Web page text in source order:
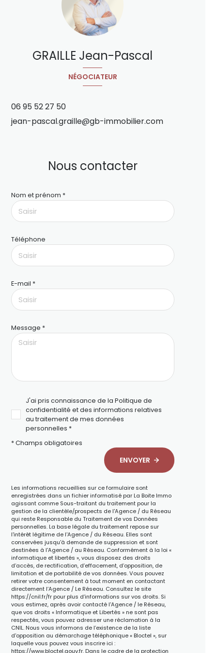
NÉGOCIATEUR
GRAILLE Jean-Pascal
06 95 52 27 50
jean-pascal.graille@gb-immobilier.com
Nous contacter
Nom et prénom *
Téléphone
E-mail *
Message *
J'ai pris connaissance de la Politique de
confidentialité et des informations relatives
au traitement de mes données
personnelles *
* Champs obligatoires
ENVOYER
Les informations recueillies sur ce formulaire sont
enregistrées dans un fichier informatisé par La Boite Immo
agissant comme Sous-traitant du traitement pour la
gestion de la clientèle/prospects de l'Agence / du Réseau
qui reste Responsable du Traitement de vos Données
personnelles. La base légale du traitement repose sur
l'intérêt légitime de l'Agence / du Réseau. Elles sont
conservées jusqu'à demande de suppression et sont
destinées à l'Agence / au Réseau. Conformément à la loi «
informatique et libertés », vous disposez des droits
d’accès, de rectification, d’effacement, d’opposition, de
limitation et de portabilité de vos données. Vous pouvez
retirer votre consentement à tout moment en contactant
directement l’Agence / Le Réseau. Consultez le site
https://cnil.fr/frpour plus d’informations sur vos droits. Si
vous estimez, après avoir contacté l'Agence / le Réseau,
que vos droits « Informatique et Libertés » ne sont pas
respectés, vous pouvez adresser une réclamation à la
CNIL. Nous vous informons de l’existence de la liste
d'opposition au démarchage téléphonique « Bloctel », sur
laquelle vous pouvez vous inscrire ici :
https://www.bloctel.gouv.fr. Dans le cadre de la protection